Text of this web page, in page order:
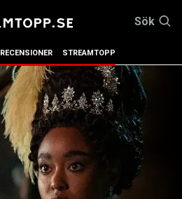
Sök
RECENSIONER STREAMTOPP